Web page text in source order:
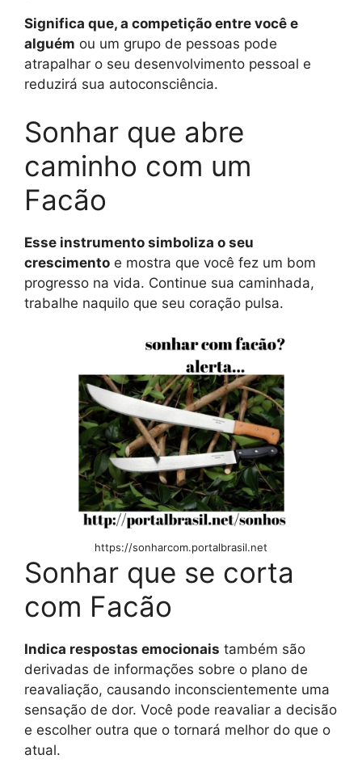
Significa que, a competição entre você e
alguém ou um grupo de pessoas pode
atrapalhar o seu desenvolvimento pessoal e
reduzirá sua autoconsciência.
Sonhar que abre
caminho com um
Facão
Esse instrumento simboliza o seu
crescimento e mostra que você fez um bom
progresso na vida. Continue sua caminhada,
trabalhe naquilo que seu coração pulsa.
https://sonharcom.portalbrasil.net
Sonhar que se corta
com Facão
Indica respostas emocionais também são
derivadas de informações sobre o plano de
reavaliação, causando inconscientemente uma
sensação de dor. Você pode reavaliar a decisão
e escolher outra que o tornará melhor do que o
atual.